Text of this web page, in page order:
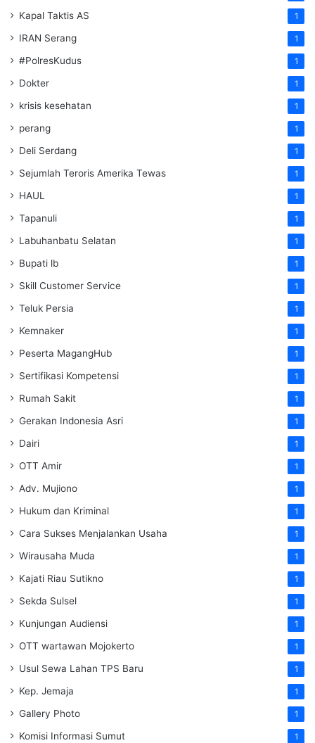
Kapal Taktis AS 1
IRAN Serang 1
#PolresKudus 1
Dokter 1
krisis kesehatan 1
perang 1
Deli Serdang 1
Sejumlah Teroris Amerika Tewas 1
HAUL 1
Tapanuli 1
Labuhanbatu Selatan 1
Bupati lb 1
Skill Customer Service 1
Teluk Persia 1
Kemnaker 1
Peserta MagangHub 1
Sertifikasi Kompetensi 1
Rumah Sakit 1
Gerakan Indonesia Asri 1
Dairi 1
OTT Amir 1
Adv. Mujiono 1
Hukum dan Kriminal 1
Cara Sukses Menjalankan Usaha 1
Wirausaha Muda 1
Kajati Riau Sutikno 1
Sekda Sulsel 1
Kunjungan Audiensi 1
OTT wartawan Mojokerto 1
Usul Sewa Lahan TPS Baru 1
Kep. Jemaja 1
Gallery Photo 1
Komisi Informasi Sumut 1